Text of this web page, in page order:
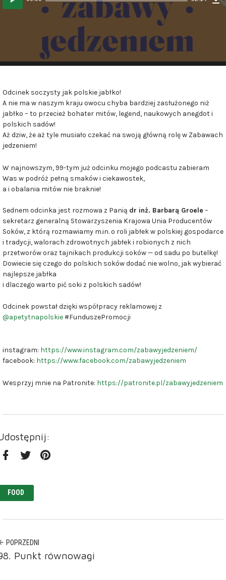
plików
Odcinek soczysty jak polskie jabłko!
A nie ma w naszym kraju owocu chyba bardziej zasłużonego niż
jabłko – to przecież bohater mitów, legend, naukowych anegdot i
polskich sadów!
Aż dziw, że aż tyle musiało czekać na swoją główną rolę w Zabawach
jedzeniem!
W najnowszym, 99-tym już odcinku mojego podcastu zabieram
Was w podróż pełną smaków i ciekawostek,
a i obalania mitów nie braknie!
Sednem odcinka jest rozmowa z Panią dr inż. Barbarą Groele –
sekretarz generalną Stowarzyszenia Krajowa Unia Producentów
Soków, z którą rozmawiamy m.in. o roli jabłek w polskiej gospodarce
i tradycji, walorach zdrowotnych jabłek i robionych z nich
przetworów oraz tajnikach produkcji soków — od sadu po butelkę!
Dowiecie się czego do polskich soków dodać nie wolno, jak wybierać
najlepsze jabłka
i dlaczego warto pić soki z polskich sadów!
Odcinek powstał dzięki współpracy reklamowej z
@apetytnapolskie#FunduszePromocji
instagram: https://www.instagram.com/zabawyjedzeniem/
facebook: https://www.facebook.com/zabawyjedzeniem
Wesprzyj mnie na Patronite: https://patronite.pl/zabawyjedzeniem
FOOD
POPRZEDNI
Punkt równowagi